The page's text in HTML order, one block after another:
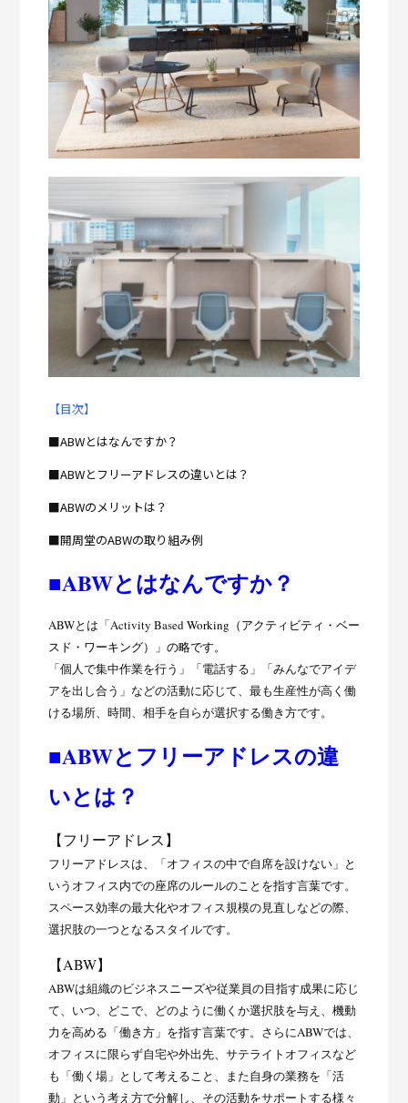
【目次】
■ABWとはなんですか？
■ABWとフリーアドレスの違いとは？
■ABWのメリットは？
■開周堂のABWの取り組み例
■ABWとはなんですか？
ABWとは「Activity BasedWorking（アクティビティ・ベー
スド・ワーキング）」の略です。
「個人で集中作業を行う」「電話する」「みんなでアイデ
アを出し合う」などの活動に応じて、最も生産性が高く働
ける場所、時間、相手を自らが選択する働き方です。
■ABWとフリーアドレスの違
いとは？
【フリーアドレス】
フリーアドレスは、「オフィスの中で自席を設けない」と
いうオフィス内での座席のルールのことを指す言葉です。
スペース効率の最大化やオフィス規模の見直しなどの際、
選択肢の一つとなるスタイルです。
【ABW】
ABWは組織のビジネスニーズや従業員の目指す成果に応じ
て、いつ、どこで、どのように働くか選択肢を与え、機動
力を高める「働き方」を指す言葉です。さらにABWでは、
オフィスに限らず自宅や外出先、サテライトオフィスなど
も「働く場」として考えること、また自身の業務を「活
動」という考え方で分解し、その活動をサポートする様々